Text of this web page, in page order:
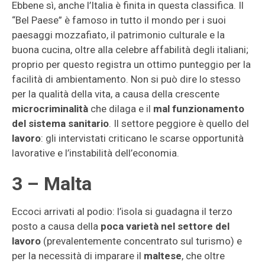
Ebbene sì, anche l’Italia è finita in questa classifica. Il
“Bel Paese” è famoso in tutto il mondo per i suoi
paesaggi mozzafiato, il patrimonio culturale e la
buona cucina, oltre alla celebre affabilità degli italiani;
proprio per questo registra un ottimo punteggio per la
facilità di ambientamento. Non si può dire lo stesso
per la qualità della vita, a causa della crescente
microcriminalità che dilaga e il mal funzionamento
del sistema sanitario. Il settore peggiore è quello del
lavoro: gli intervistati criticano le scarse opportunità
lavorative e l’instabilità dell’economia.
3 – Malta
Eccoci arrivati al podio: l’isola si guadagna il terzo
posto a causa della poca varietà nel settore del
lavoro (prevalentemente concentrato sul turismo) e
per la necessità di imparare il maltese, che oltre